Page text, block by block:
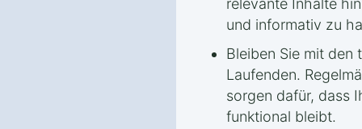
relevante Inhalte
und informativ zu
Bleiben Sie mit den
Laufenden.
sorgen dafür, dass
funktional bleibt.